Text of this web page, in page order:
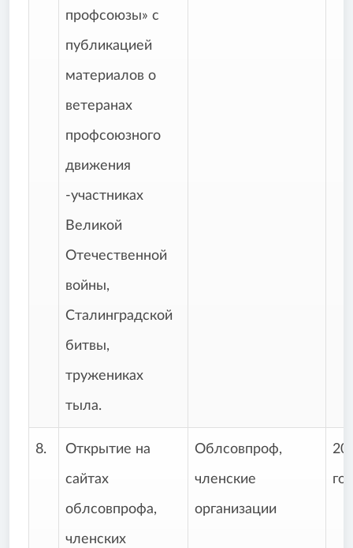
профсоюзы» с
публикацией
материалов о
ветеранах
профсоюзного
движения
-участниках
Великой
Отечественной
войны,
Сталинградской
битвы,
тружениках
тыла.
8. Открытие на
сайтах
облсовпрофа,
членских
Облсовпроф,
членские
организации